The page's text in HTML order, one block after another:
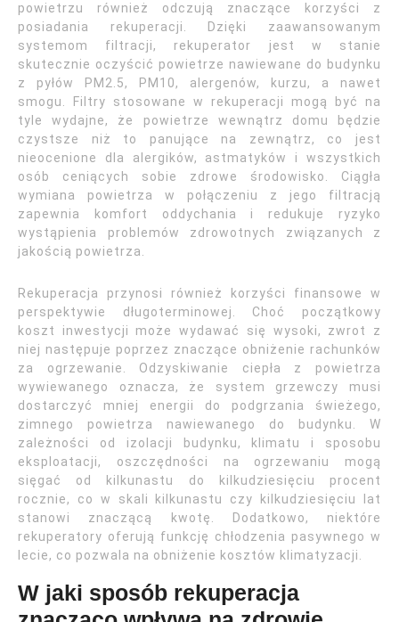
powietrzu również odczują znaczące korzyści z
posiadania rekuperacji. Dzięki zaawansowanym
systemom filtracji, rekuperator jest w stanie
skutecznie oczyścić powietrze nawiewane do budynku
z pyłów PM2.5, PM10, alergenów, kurzu, a nawet
smogu. Filtry stosowane w rekuperacji mogą być na
tyle wydajne, że powietrze wewnątrz domu będzie
czystsze niż to panujące na zewnątrz, co jest
nieocenione dla alergików, astmatyków i wszystkich
osób ceniących sobie zdrowe środowisko. Ciągła
wymiana powietrza w połączeniu z jego filtracją
zapewnia komfort oddychania i redukuje ryzyko
wystąpienia problemów zdrowotnych związanych z
jakością powietrza.
Rekuperacja przynosi również korzyści finansowe w
perspektywie długoterminowej. Choć początkowy
koszt inwestycji może wydawać się wysoki, zwrot z
niej następuje poprzez znaczące obniżenie rachunków
za ogrzewanie. Odzyskiwanie ciepła z powietrza
wywiewanego oznacza, że system grzewczy musi
dostarczyć mniej energii do podgrzania świeżego,
zimnego powietrza nawiewanego do budynku. W
zależności od izolacji budynku, klimatu i sposobu
eksploatacji, oszczędności na ogrzewaniu mogą
sięgać od kilkunastu do kilkudziesięciu procent
rocznie, co w skali kilkunastu czy kilkudziesięciu lat
stanowi znaczącą kwotę. Dodatkowo, niektóre
rekuperatory oferują funkcję chłodzenia pasywnego w
lecie, co pozwala na obniżenie kosztów klimatyzacji.
W jaki sposób rekuperacja